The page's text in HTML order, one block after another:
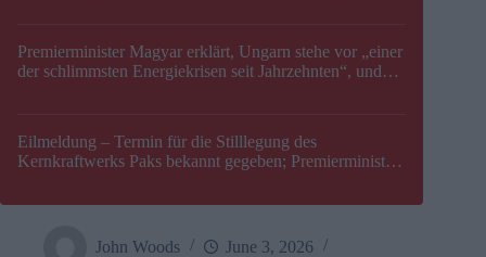
Premierminister Magyar erklärt, Ungarn stehe vor „einer
der schlimmsten Energiekrisen seit Jahrzehnten“, und
Eilmeldung – Termin für die Stilllegung des
Kernkraftwerks Paks bekannt gegeben; Premierminister
John Woods
June 3, 2026